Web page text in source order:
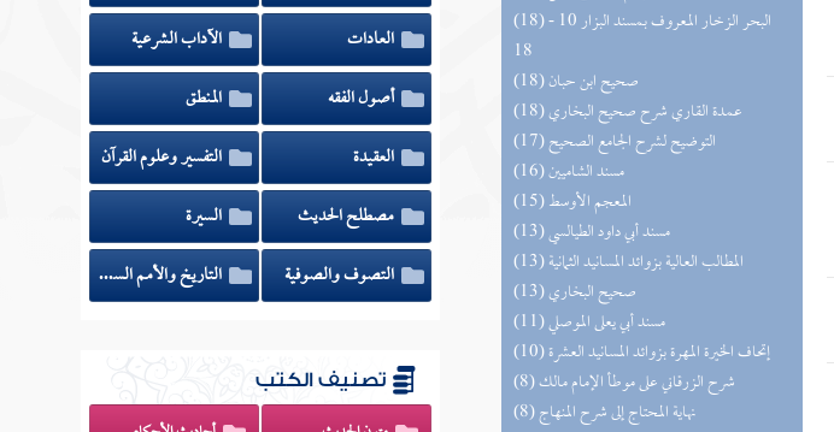
(18) البحر الزخار المعروف بمسند البزار 10 -
18
(18) صحيح ابن حبان
(18) عمدة القاري شرح صحيح البخاري
(17) التوضيح لشرح الجامع الصحيح
(16) مسند الشاميين
(15) المعجم الأوسط
(13) مسند أبي داود الطيالسي
(13) المطالب العالية بزوائد المسانيد الثمانية
(13) صحيح البخاري
(11) مسند أبي يعلى الموصلي
(10) إتحاف الخيرة المهرة بزوائد المسانيد العشرة
(8) شرح الزرقاني على موطأ الإمام مالك
(8) نهاية المحتاج إلى شرح المنهاج
العادات
الآداب الشرعية
أصول الفقه
المنطق
العقيدة
التفسير وعلوم القرآن
مصطلح الحديث
السيرة
التصوف والصوفية
التاريخ والأمم السابقة
تصنيف الكتب